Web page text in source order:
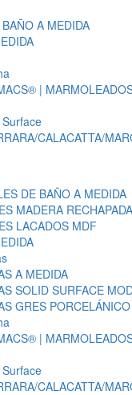
A MEDIDA
|
CALACATTA/
DE BAÑO A MEDIDA
MADERA
LACADOS MDF
A MEDIDA
SOLID SURFACE
GRES PORCELÁNICO
|
CALACATTA/